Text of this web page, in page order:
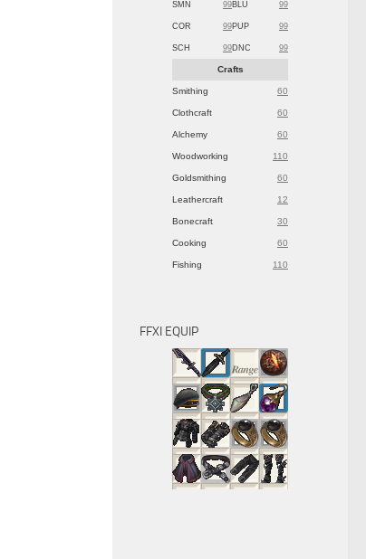
SMN 99BLU 99
COR 99PUP 99
SCH 99DNC 99
Crafts
Smithing 60
Clothcraft 60
Alchemy 60
Woodworking 110
Goldsmithing 60
Leathercraft 12
Bonecraft 30
Cooking 60
Fishing 110
FFXI EQUIP